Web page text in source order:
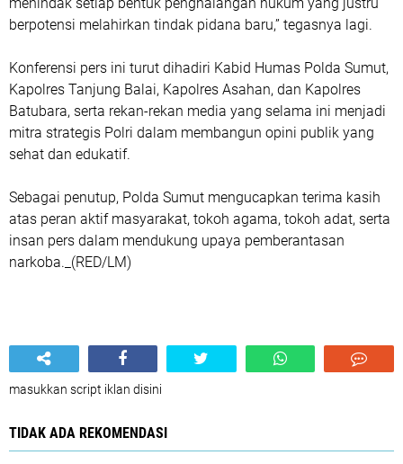
berpotensi melahirkan tindak pidana baru,” tegasnya lagi.
Konferensi pers ini turut dihadiri Kabid Humas Polda Sumut,
Kapolres Tanjung Balai, Kapolres Asahan, dan Kapolres
Batubara, serta rekan-rekan media yang selama ini menjadi
mitra strategis Polri dalam membangun opini publik yang
sehat dan edukatif.
Sebagai penutup, Polda Sumut mengucapkan terima kasih
atas peran aktif masyarakat, tokoh agama, tokoh adat, serta
insan pers dalam mendukung upaya pemberantasan
narkoba._(RED/LM)
masukkan script iklan disini
TIDAK ADA REKOMENDASI